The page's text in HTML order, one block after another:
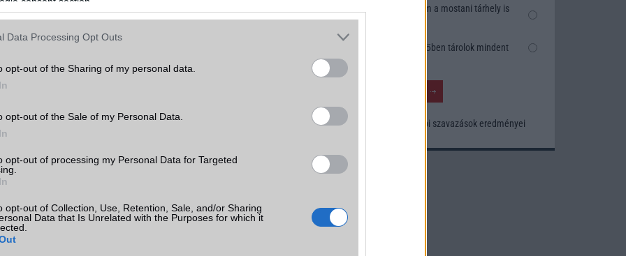
Data Processing Opt Outs
opt-out of the Sharing of my personal data.
opt-out of the Sale of my Personal Data.
opt-out of processing my Personal Data for Targeted
opt-out of Collection, Use, Retention, Sale, and/or Sharing
Data that Is Unrelated with the Purposes for which it
linkek:
kiemelt ajánlatok
Xiaomi 15T Pro Samsung Galaxy A56
Nem, nekem a mostani tárhely is
Inkább felhőben tárolok mindent
Korábbi szavazások eredményei